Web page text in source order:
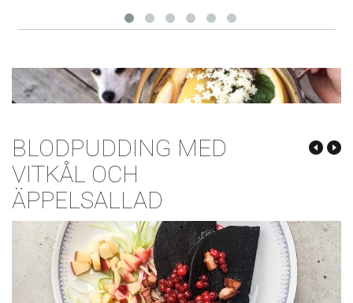
BLODPUDDING MED
VITKÅL OCH
ÄPPELSALLAD